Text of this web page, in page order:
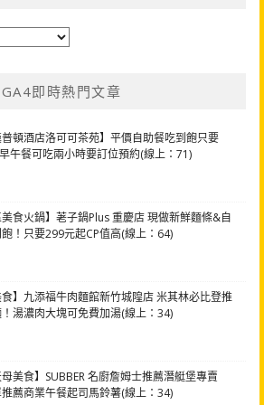
GA4即時熱門文章
普頓酒店洛可可茶苑】平價自助餐吃到飽只要
午餐可吃兩小時要訂位預約(線上：71)
美食火鍋】荖子鍋Plus 重慶店 現做新鮮麵條&自
！只要299元起CP值高(線上：64)
食】九添福牛肉麵館新竹城隍店 米其林必比登推
湯濃肉大塊可免費加湯(線上：34)
母美食】SUBBER 名廚詹姆士推薦潛艇堡專賣
薦商業午餐起司馬鈴薯(線上：34)